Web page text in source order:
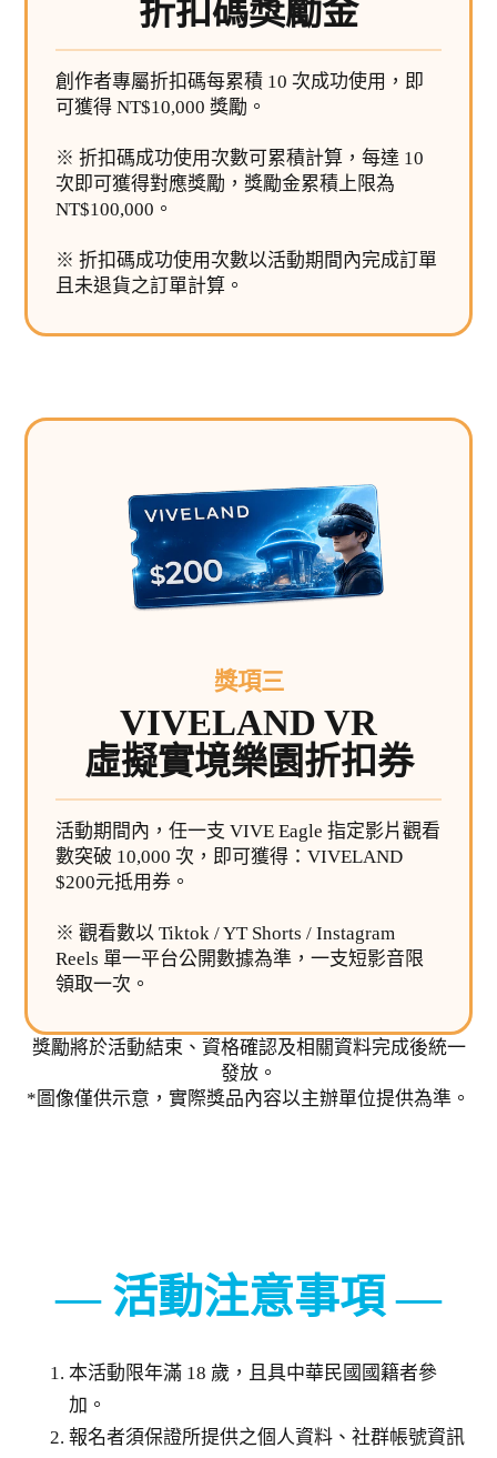
折扣碼獎勵金
創作者專屬折扣碼每累積 10 次成功使用，即
可獲得 NT$10,000 獎勵。
※ 折扣碼成功使用次數可累積計算，每達 10
次即可獲得對應獎勵，獎勵金累積上限為
NT$100,000。
※ 折扣碼成功使用次數以活動期間內完成訂單
且未退貨之訂單計算。
獎項三
VIVELAND VR
虛擬實境樂園折扣券
活動期間內，任一支 VIVE Eagle 指定影片觀看
數突破 10,000 次，即可獲得：VIVELAND
$200元抵用券。
※ 觀看數以 Tiktok / YT Shorts / Instagram
Reels 單一平台公開數據為準，一支短影音限
領取一次。
獎勵將於活動結束、資格確認及相關資料完成後統一
發放。
*圖像僅供示意，實際獎品內容以主辦單位提供為準。
活動注意事項
本活動限年滿 18 歲，且具中華民國國籍者參
加。
報名者須保證所提供之個人資料、社群帳號資訊